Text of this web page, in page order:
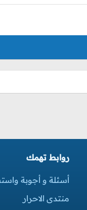
روابط تهمك
أسئلة و أجوبة
منتدى الاحرار